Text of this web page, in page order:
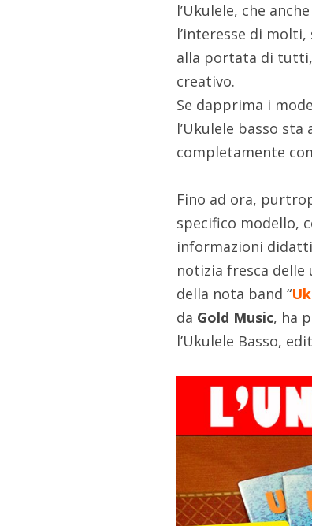
l’Ukulele, che
l’interesse di
alla portata di
creativo.
Se dapprima i
l’Ukulele basso
completamente
Fino ad ora,
specifico modello,
informazioni
notizia fresca
della nota band “
da Gold Music, ha
l’Ukulele Basso,